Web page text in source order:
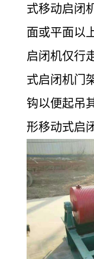
式移动启闭
面或平面以
启闭机仅行
式启闭机门
钩以便起吊
形移动式启